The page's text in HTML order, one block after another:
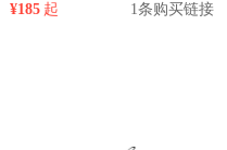
¥185 起 1条购买链接